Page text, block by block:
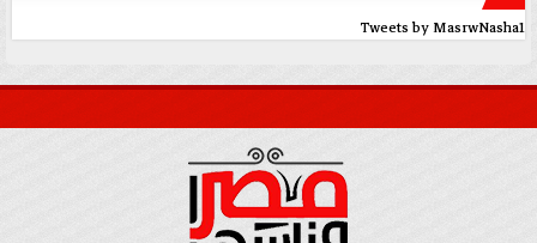
Tweets by MasrwNasha1